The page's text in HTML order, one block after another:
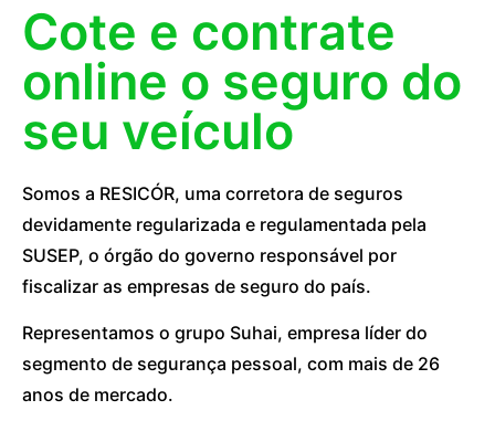
Cote e contrate
online o seguro do
seu veículo
Somos a RESICÓR, uma corretora de seguros
devidamente regularizada e regulamentada pela
SUSEP, o órgão do governo responsável por
fiscalizar as empresas de seguro do país.
Representamos o grupo Suhai, empresa líder do
segmento de segurança pessoal, com mais de 26
anos de mercado.